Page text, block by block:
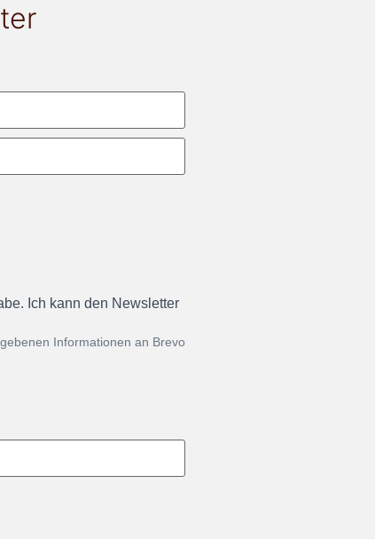
Ich kann den Newsletter
Informationen an Brevo